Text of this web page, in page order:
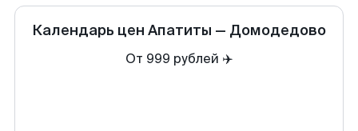
Календарь цен Апатиты — Домодедово
От 999 рублей ✈️